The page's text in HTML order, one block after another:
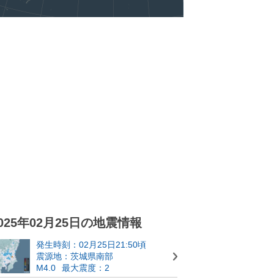
年02月25日の地震情報
発生時刻：02月25日21:50頃
震源地：茨城県南部
M4.0
最大震度：2